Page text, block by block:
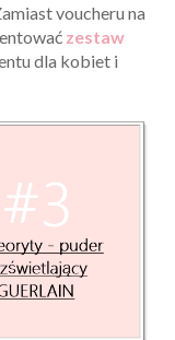
voucheru na
zestaw
dla kobiet i